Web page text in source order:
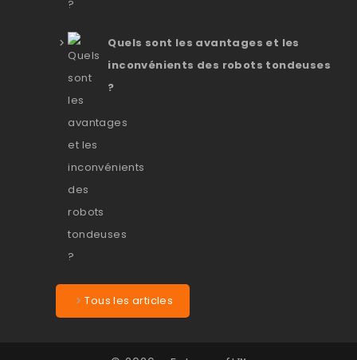
Quels sont les avantages et les
inconvénients des robots tondeuses
?
Tous les articles